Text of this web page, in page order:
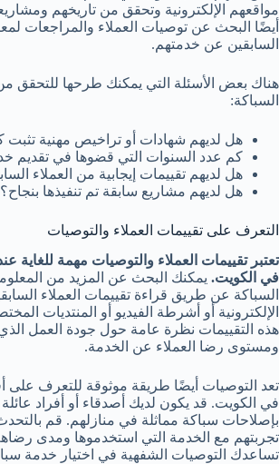
مواقعهم الإلكترونية وتحقق من تاريخهم
أيضًا البحث عن توصيات العملاء والمراجعات
السابقين عن خدمتهم.
هناك بعض الأسئلة التي يمكنك طرحها للتحقق
السباكة:
هل لديهم شهادات أو تراخيص مهنية تثبت
كم عدد السنوات التي قضوها في تقديم
هل لديهم تقييمات إيجابية من العملاء
هل لديهم مشاريع سابقة تم تنفيذها بنجاح؟
التعرف على تقييمات العملاء والتوصيات
تعتبر تقييمات العملاء والتوصيات مهمة للغاية
في الكويت. يمكنك البحث عن المزيد من
السباكة عن طريق قراءة تقييمات العملاء
الإلكترونية أو أشرطة الفيديو أو المنتديات
هذه التقييمات نظرة عامة حول جودة العمل
ومستوى رضا العملاء عن الخدمة.
تعد التوصيات أيضًا طريقة موثوقة للتعرف
في الكويت. قد يكون لديك أصدقاء أو أفراد عائلة
بإصلاحات سباكة مماثلة في منازلهم. قم
تجربتهم مع الخدمة التي استخدموها ومدى
تساعدك التوصيات الشفهية في اختيار خدمة